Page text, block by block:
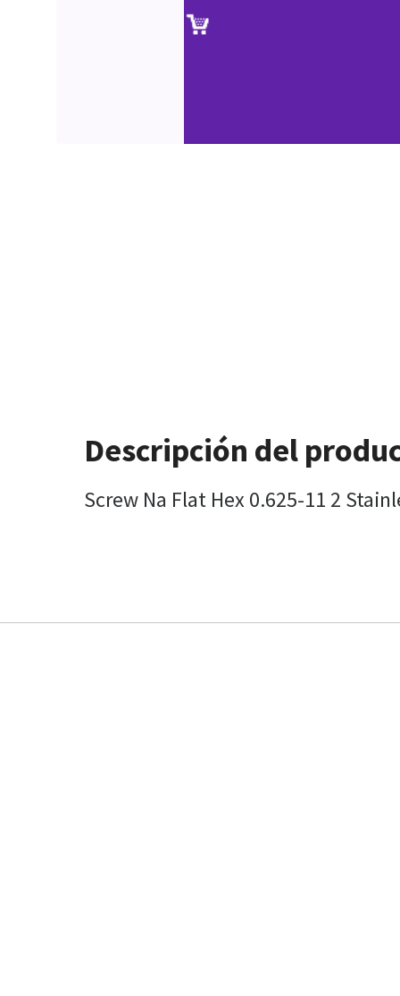
Descripción del
Screw Na Flat Hex 0.625-11 2